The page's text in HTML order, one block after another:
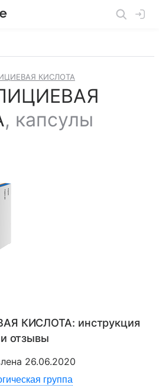
КИСЛОТА
, капсулы
КИСЛОТА: инструкция
отзывы
26.06.2020
группа